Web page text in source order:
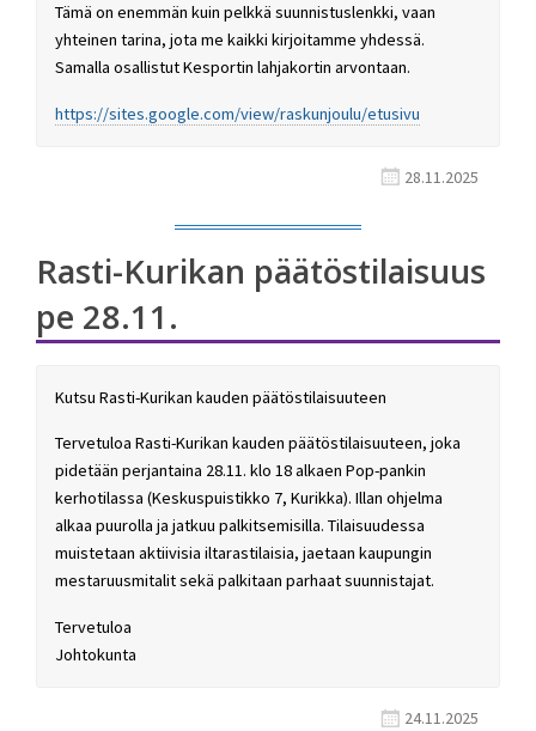
Tämä on enemmän kuin pelkkä suunnistuslenkki, vaan
yhteinen tarina, jota me kaikki kirjoitamme yhdessä.
Samalla osallistut Kesportin lahjakortin arvontaan.
https://sites.google.com/view/raskunjoulu/etusivu
28.11.2025
Rasti-Kurikan päätöstilaisuus
pe 28.11.
Kutsu Rasti-Kurikan kauden päätöstilaisuuteen
Tervetuloa Rasti-Kurikan kauden päätöstilaisuuteen, joka
pidetään perjantaina 28.11. klo 18 alkaen Pop-pankin
kerhotilassa (Keskuspuistikko 7, Kurikka). Illan ohjelma
alkaa puurolla ja jatkuu palkitsemisilla. Tilaisuudessa
muistetaan aktiivisia iltarastilaisia, jaetaan kaupungin
mestaruusmitalit sekä palkitaan parhaat suunnistajat.
Tervetuloa
Johtokunta
24.11.2025